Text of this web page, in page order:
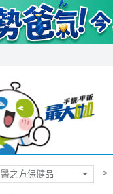
醫之方保健品